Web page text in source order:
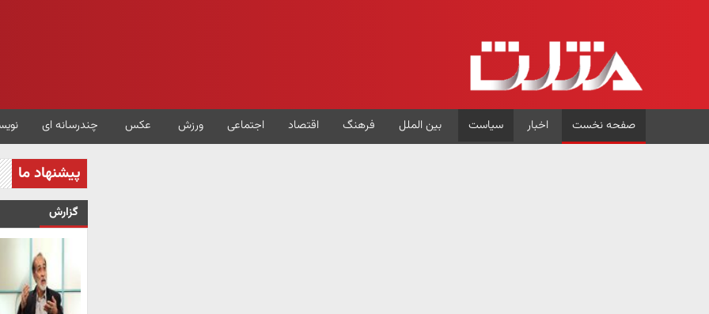
صفحه نخست اخبار سیاست بین الملل فرهنگ اقتصاد اجتماعی ورزش عکس چندرسانه ای
پیشنهاد ما
گزارش